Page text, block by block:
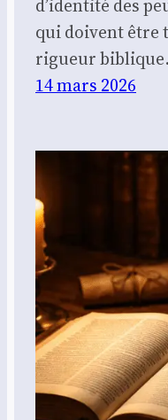
d’identité des
qui doivent être
rigueur
14 mars 2026